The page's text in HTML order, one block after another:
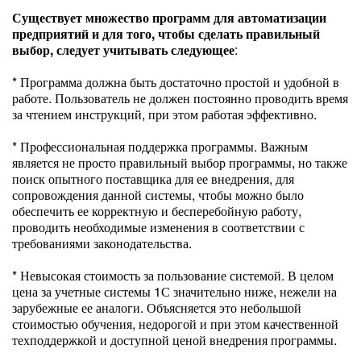
Существует множество программ для автоматизации
предприятий и для того, чтобы сделать правильный
выбор, следует учитывать следующее:
* Программа должна быть достаточно простой и удобной в
работе. Пользователь не должен постоянно проводить время
за чтением инструкций, при этом работая эффективно.
* Профессиональная поддержка программы. Важным
является не просто правильный выбор программы, но также
поиск опытного поставщика для ее внедрения, для
сопровождения данной системы, чтобы можно было
обеспечить ее корректную и бесперебойную работу,
проводить необходимые изменения в соответствии с
требованиями законодательства.
* Невысокая стоимость за пользование системой. В целом
цена за учетные системы 1С значительно ниже, нежели на
зарубежные ее аналоги. Объясняется это небольшой
стоимостью обучения, недорогой и при этом качественной
техподдержкой и доступной ценой внедрения программы.